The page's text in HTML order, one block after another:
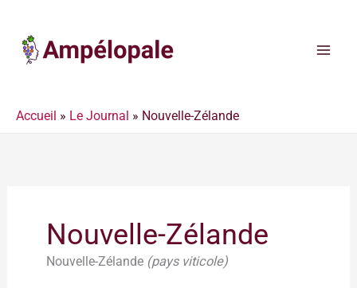
contenu
Accueil » Le Journal » Nouvelle-Zélande
Nouvelle-Zélande
Nouvelle-Zélande (pays viticole)